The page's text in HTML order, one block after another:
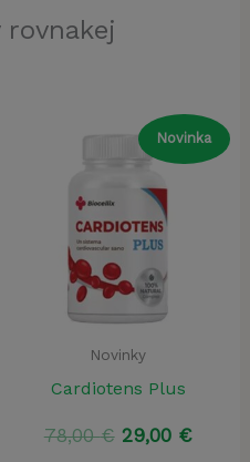
Novinka
Novinky
Cardiotens Plus
78,00€ Pôvodná
29,00 €